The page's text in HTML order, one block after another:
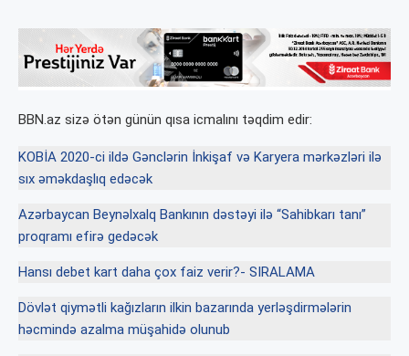
BBN.az sizə ötən günün qısa icmalını təqdim edir:
KOBİA 2020-ci ildə Gənclərin İnkişaf və Karyera mərkəzləri ilə
sıx əməkdaşlıq edəcək
Azərbaycan Beynəlxalq Bankının dəstəyi ilə “Sahibkarı tanı”
proqramı efirə gedəcək
Hansı debet kart daha çox faiz verir?- SIRALAMA
Dövlət qiymətli kağızların ilkin bazarında yerləşdirmələrin
həcmində azalma müşahidə olunub